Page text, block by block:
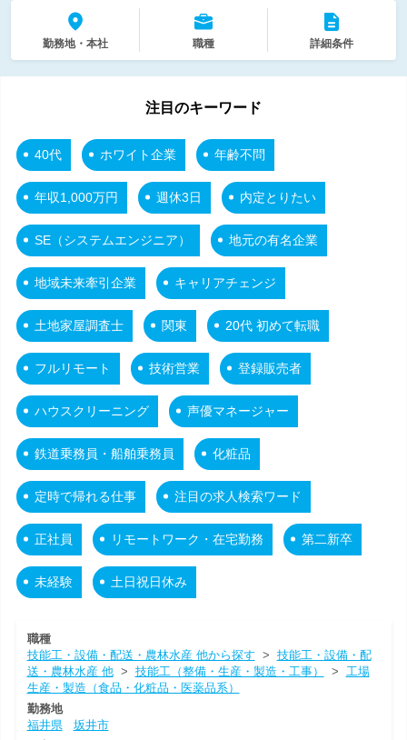
勤務地・本社 職種 詳細条件
注目のキーワード
40代 ホワイト企業 年齢不問
年収1,000万円 週休3日 内定とりたい
SE（システムエンジニア） 地元の有名企業
地域未来牽引企業 キャリアチェンジ
土地家屋調査士 関東 20代 初めて転職
フルリモート 技術営業 登録販売者
ハウスクリーニング 声優マネージャー
鉄道乗務員・船舶乗務員 化粧品
定時で帰れる仕事 注目の求人検索ワード
正社員 リモートワーク・在宅勤務 第二新卒
未経験 土日祝日休み
職種
技能工・設備・配送・農林水産 他から探す > 技能工・設備・配
送・農林水産 他> 技能工（整備・生産・製造・工事） > 工場
生産・製造（食品・化粧品・医薬品系）
勤務地
福井県
坂井市